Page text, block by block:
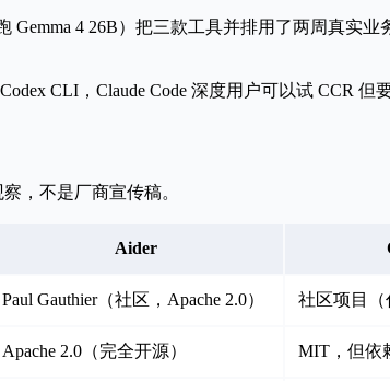
Gemma 4 26B）把三款工具并排用了两周真实
CLI，Claude Code 深度用户可以试 CCR 但
，不是厂商宣传稿。
Aider
Paul Gauthier（社区，Apache 2.0） 社区项目（
Apache 2.0（完全开源） MIT，但依